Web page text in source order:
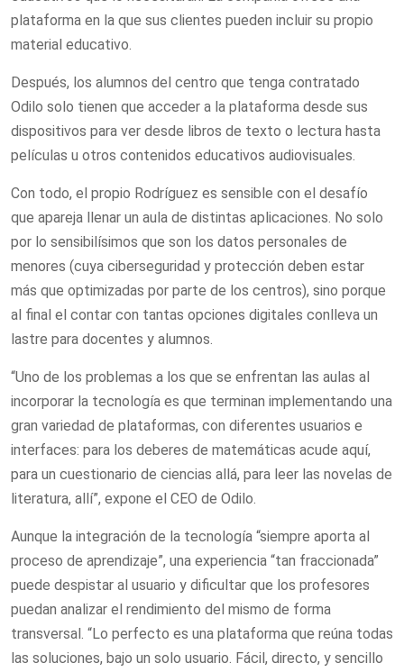
plataforma en la que sus clientes pueden incluir su propio
material educativo.
Después, los alumnos del centro que tenga contratado
Odilo solo tienen que acceder a la plataforma desde sus
dispositivos para ver desde libros de texto o lectura hasta
películas u otros contenidos educativos audiovisuales.
Con todo, el propio Rodríguez es sensible con el desafío
que apareja llenar un aula de distintas aplicaciones. No solo
por lo sensibilísimos que son los datos personales de
menores (cuya ciberseguridad y protección deben estar
más que optimizadas por parte de los centros), sino porque
al final el contar con tantas opciones digitales conlleva un
lastre para docentes y alumnos.
“Uno de los problemas a los que se enfrentan las aulas al
incorporar la tecnología es que terminan implementando una
gran variedad de plataformas, con diferentes usuarios e
interfaces: para los deberes de matemáticas acude aquí,
para un cuestionario de ciencias allá, para leer las novelas de
literatura, allí”, expone el CEO de Odilo.
Aunque la integración de la tecnología “siempre aporta al
proceso de aprendizaje”, una experiencia “tan fraccionada”
puede despistar al usuario y dificultar que los profesores
puedan analizar el rendimiento del mismo de forma
transversal. “Lo perfecto es una plataforma que reúna todas
las soluciones, bajo un solo usuario. Fácil, directo, y sencillo